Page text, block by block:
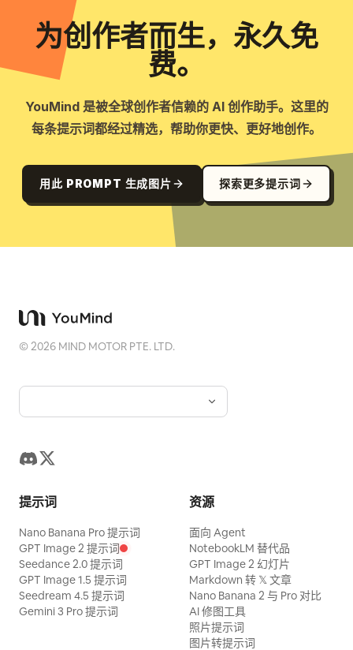
为创作者而生，永久免
费。
YouMind 是被全球创作者信赖的 AI 创作助手。这里的
每条提示词都经过精选，帮助你更快、更好地创作。
用此 PROMPT 生成图片 探索更多提示词
©2026 MIND MOTOR PTE. LTD.
提示词
Nano Banana Pro 提示词
GPT Image 2 提示词
Seedance 2.0 提示词
GPT Image 1.5 提示词
Seedream 4.5 提示词
Gemini 3 Pro 提示词
资源
面向 Agent
NotebookLM 替代品
GPT Image 2 幻灯片
Markdown 转 𝕏 文章
Nano Banana 2 与 Pro 对比
AI 修图工具
照片提示词
图片转提示词